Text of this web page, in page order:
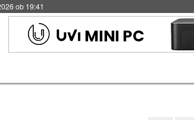
19:41